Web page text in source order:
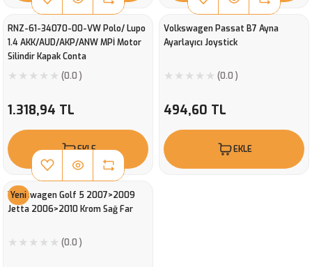
RNZ-61-34070-00-VW Polo/ Lupo
1.4 AKK/AUD/AKP/ANW MPİ Motor
Silindir Kapak Conta
(0.0 )
1.318,94 TL
EKLE
Volkswagen Passat B7 Ayna
Ayarlayıcı Joystick
(0.0 )
494,60 TL
EKLE
Yeni
Volkswagen Golf 5 2007>2009
Jetta 2006>2010 Krom Sağ Far
(0.0 )